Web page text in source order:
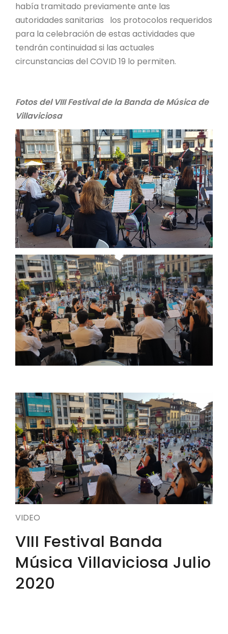
había tramitado previamente ante las
autoridades sanitarias los protocolos requeridos
para la celebración de estas actividades que
tendrán continuidad si las actuales
circunstancias del COVID 19 lo permiten.
Fotos del VIII Festival de la Banda de Música de
Villaviciosa
VIDEO
VIII Festival Banda
Música Villaviciosa Julio
2020